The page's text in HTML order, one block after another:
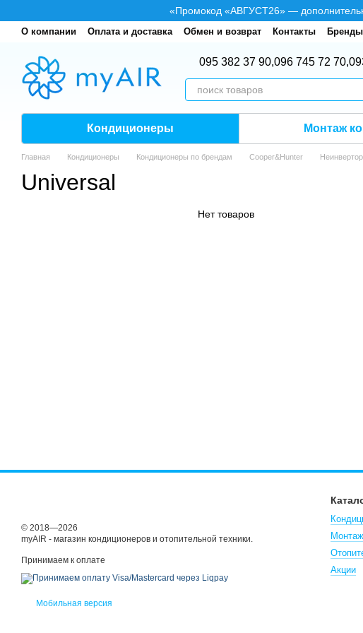
«Промокод «АВГУСТ26» —
О компании Оплата и доставка Обмен и возврат Контакты Бренды
095 382 37 90,096 745 72 70,
Кондиционеры Монтаж
Главная Кондиционеры Кондиционеры по брендам Cooper&Hunter
Universal
Нет товаров
© 2018—2026
myAIR - магазин кондиционеров и отопительной техники.
Принимаем к оплате
Мобильная версия
Акции